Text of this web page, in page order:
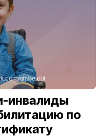
sfr.belobl
инвалиды
по